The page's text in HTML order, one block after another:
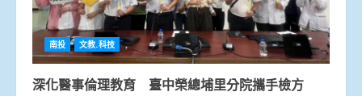
南投 文教.科技
深化醫事倫理教育 臺中榮總埔里分院攜手檢方